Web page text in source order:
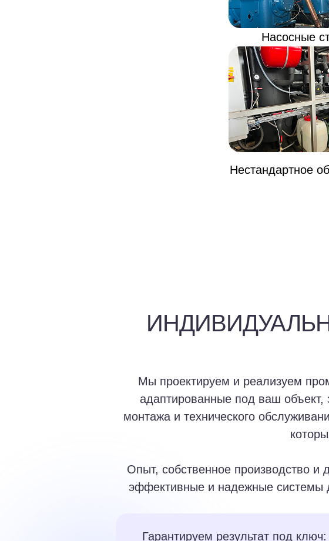
Насосные
Нестандартное
Мы проектируем и реализуем
адаптированные под ваш
монтажа и технического
Опыт, собственное производство и
эффективные и надежные системы
Гарантируем результат под